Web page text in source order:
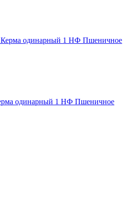
одинарный 1 НФ Пшеничное